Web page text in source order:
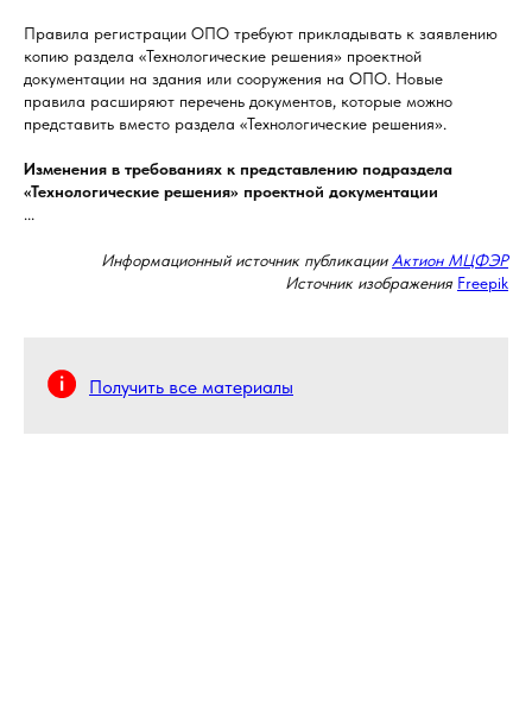
Правила регистрации ОПО требуют прикладывать к заявлению
копию раздела «Технологические решения» проектной
документации на здания или сооружения на ОПО. Новые
правила расширяют перечень документов, которые можно
представить вместо раздела «Технологические решения».
Изменения в требованиях к представлению подраздела
«Технологические решения» проектной документации
...
Информационный источник публикации Актион МЦФЭР
Источник изображения Freepik
Получить все материалы